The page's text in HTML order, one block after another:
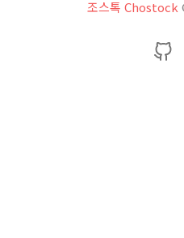
조스톡 Chostock